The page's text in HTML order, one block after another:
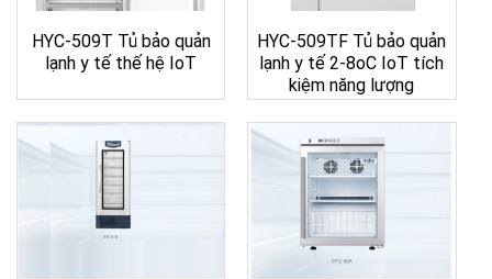
HYC-509T Tủ bảo quản
lạnh y tế thế hệ IoT
HYC-509TF Tủ bảo quản
lạnh y tế 2-8oC IoT tích
kiệm năng lượng